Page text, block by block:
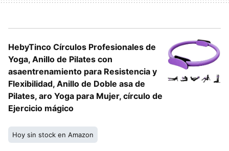
HebyTinco Círculos Profesionales de
Yoga, Anillo de Pilates con
asaentrenamiento para Resistencia y
Flexibilidad, Anillo de Doble asa de
Pilates, aro Yoga para Mujer, círculo de
Ejercicio mágico
Hoy sin stock en Amazon